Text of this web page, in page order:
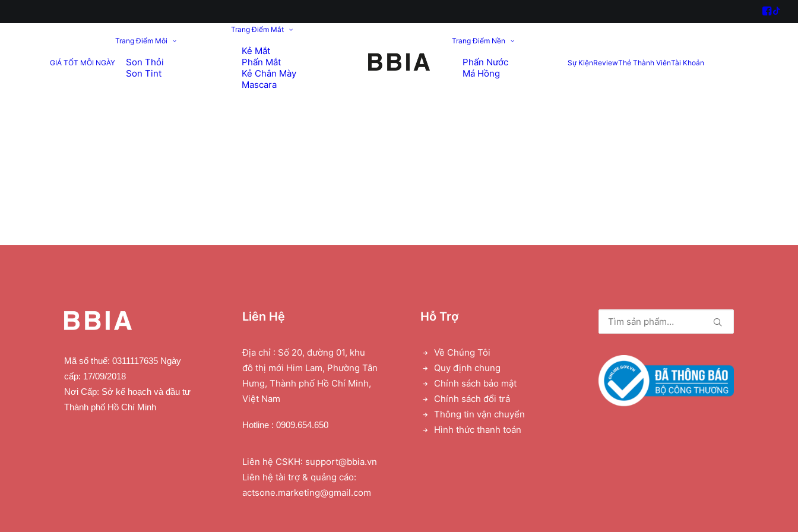
GIÁ TỐT MỖI NGÀY
Trang Điểm Môi
Son Thỏi
Son Tint
Trang Điểm Mắt
Kẻ Mắt
Phấn Mắt
Kẻ Chân Mày
Mascara
Trang Điểm Nền
Phấn Nước
Má Hồng
Sự KiệnReviewThẻ Thành ViênTài Khoản
Mã số thuế: 0311117635 Ngày
cấp: 17/09/2018
Nơi Cấp: Sở kế hoạch và đầu tư
Thành phố Hồ Chí Minh
Liên Hệ
Địa chỉ : Số 20, đường 01, khu
đô thị mới Him Lam, Phường Tân
Hưng, Thành phố Hồ Chí Minh,
Việt Nam
Hotline : 0909.654.650
Liên hệ CSKH: support@bbia.vn
Liên hệ tài trợ & quảng cáo:
actsone.marketing@gmail.com
Hỗ Trợ
Về Chúng Tôi
Quy định chung
Chính sách bảo mật
Chính sách đổi trả
Thông tin vận chuyển
Hình thức thanh toán
Tìm
kiếm: